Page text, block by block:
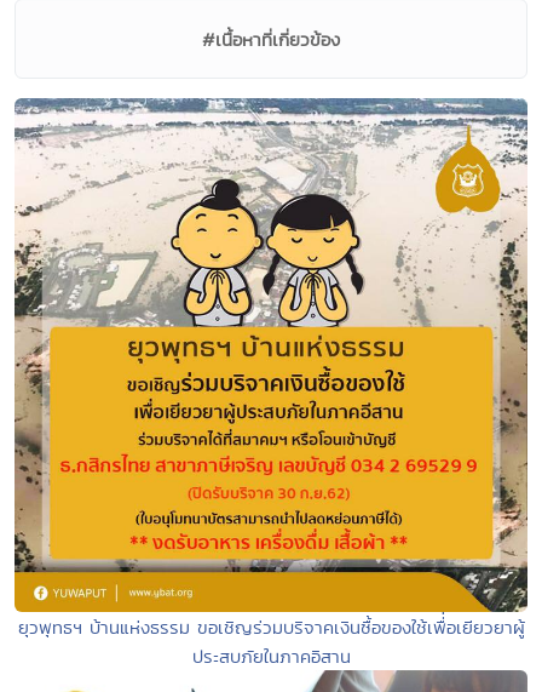
#เนื้อหาที่เกี่ยวข้อง
ยุวพุทธฯ บ้านแห่งธรรม ขอเชิญร่วมบริจาคเงินซื้อของใช้เพื่่อเยียวยาผู้
ประสบภัยในภาคอิสาน